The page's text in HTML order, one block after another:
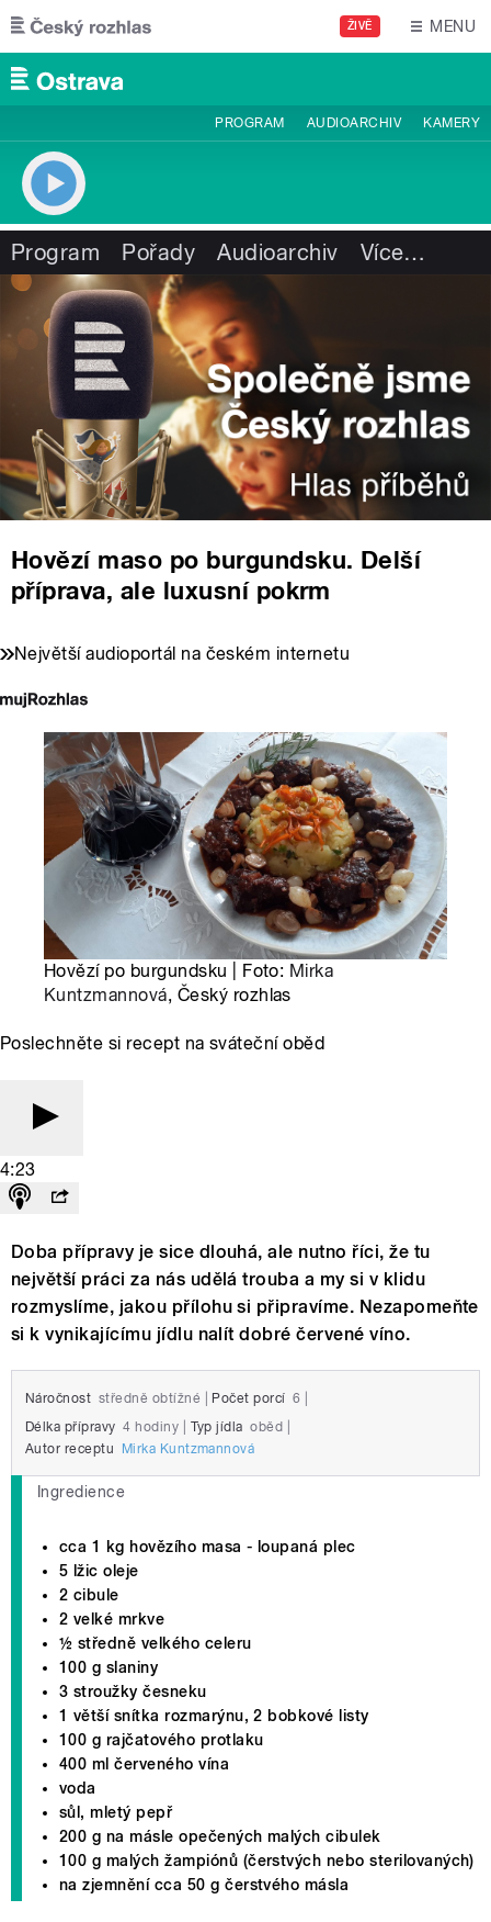
Přejít k hlavnímu obsahu
ŽIVĚ MENU
PROGRAM AUDIOARCHIV KAMERY
Program Pořady Audioarchiv Více…
Hovězí maso po burgundsku. Delší
příprava, ale luxusní pokrm
Největší audioportál na českém internetu
Hovězí po burgundsku | Foto: Mirka
Kuntzmannová, Český rozhlas
Poslechněte si recept na sváteční oběd
4:23
Doba přípravy je sice dlouhá, ale nutno říci, že tu
největší práci za nás udělá trouba a my si v klidu
rozmyslíme, jakou přílohu si připravíme. Nezapomeňte
si k vynikajícímu jídlu nalít dobré červené víno.
Náročnost středně obtížné Počet porcí 6
Délka přípravy 4 hodiny Typ jídla oběd
Autor receptu
Mirka Kuntzmannová
Ingredience
cca 1 kg hovězího masa - loupaná plec
5 lžic oleje
2 cibule
2 velké mrkve
½ středně velkého celeru
100 g slaniny
3 stroužky česneku
1 větší snítka rozmarýnu, 2 bobkové listy
100 g rajčatového protlaku
400 ml červeného vína
voda
sůl, mletý pepř
200 g na másle opečených malých cibulek
100 g malých žampiónů (čerstvých nebo sterilovaných)
na zjemnění cca 50 g čerstvého másla